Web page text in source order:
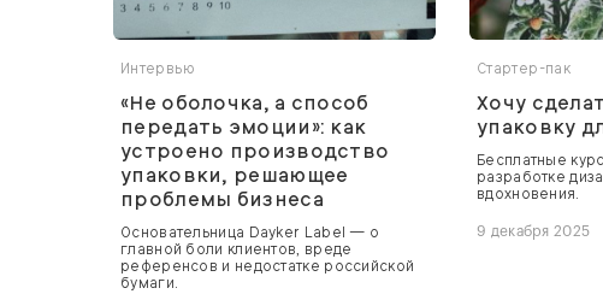
Интервью
«Не оболочка, а способ
передать эмоции»: как
устроено производство
упаковки, решающее
проблемы бизнеса
Основательница Dayker Label — о
главной боли клиентов, вреде
референсов и недостатке российской
бумаги.
Стартер-пак
Хочу
упаковку
Бесплатные
разработке
вдохновения.
9 декабря 2025